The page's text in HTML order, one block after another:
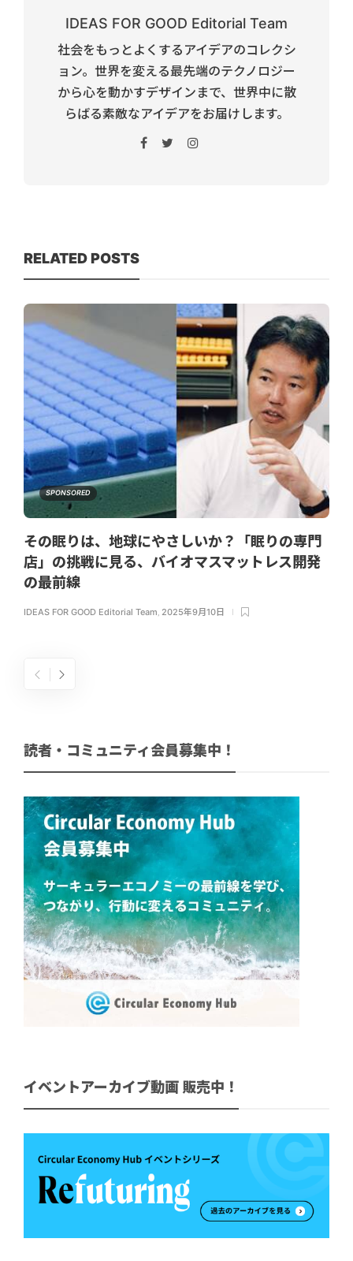
IDEAS FOR GOOD Editorial Team
社会をもっとよくするアイデアのコレクシ
ョン。世界を変える最先端のテクノロジー
から心を動かすデザインまで、世界中に散
らばる素敵なアイデアをお届けします。
RELATED POSTS
SPONSORED
その眠りは、地球にやさしいか？「眠りの専門
店」の挑戦に見る、バイオマスマットレス開発
の最前線
IDEAS FOR GOOD Editorial Team, 2025年9月10日
読者・コミュニティ会員募集中！
イベントアーカイブ動画 販売中！